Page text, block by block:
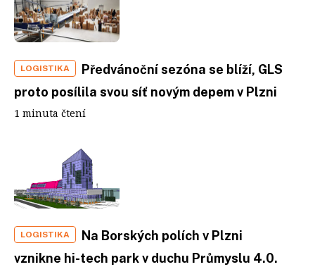
LOGISTIKA
Předvánoční sezóna se blíží, GLS
proto posílila svou síť novým depem v Plzni
1 minuta čtení
LOGISTIKA
Na Borských polích v Plzni
vznikne hi-tech park v duchu Průmyslu 4.0.